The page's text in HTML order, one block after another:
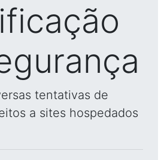
tentativas de
a sites hospedados